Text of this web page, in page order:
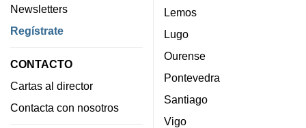
Newsletters
Regístrate
CONTACTO
Cartas al director
Contacta con nosotros
Lemos
Lugo
Ourense
Pontevedra
Santiago
Vigo